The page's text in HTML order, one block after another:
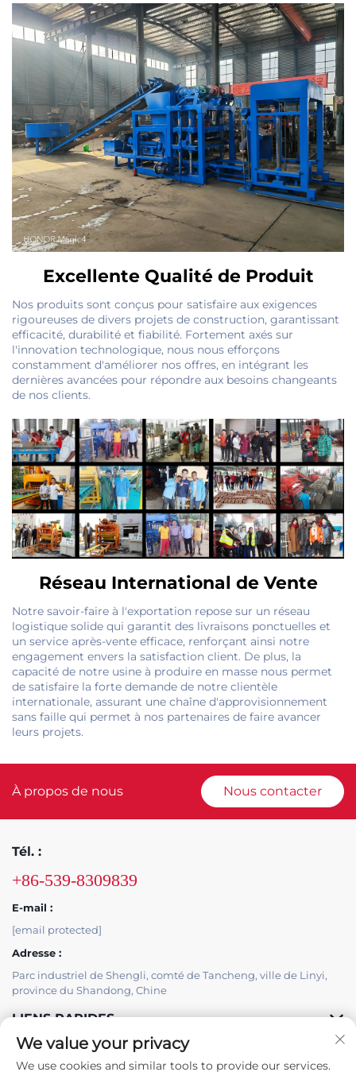
Excellente Qualité de Produit
Nos produits sont conçus pour satisfaire aux exigences
rigoureuses de divers projets de construction, garantissant
efficacité, durabilité et fiabilité. Fortement axés sur
l'innovation technologique, nous nous efforçons
constamment d'améliorer nos offres, en intégrant les
dernières avancées pour répondre aux besoins changeants
de nos clients.
Réseau International de Vente
Notre savoir-faire à l'exportation repose sur un réseau
logistique solide qui garantit des livraisons ponctuelles et
un service après-vente efficace, renforçant ainsi notre
engagement envers la satisfaction client. De plus, la
capacité de notre usine à produire en masse nous permet
de satisfaire la forte demande de notre clientèle
internationale, assurant une chaîne d'approvisionnement
sans faille qui permet à nos partenaires de faire avancer
leurs projets.
À propos de nous Nous contacter
Tél. :
+86-539-8309839
E-mail :
[email protected]
Adresse :
Parc industriel de Shengli, comté de Tancheng, ville de Linyi,
province du Shandong, Chine
LIENS RAPIDES
PRODUITS
We value your privacy
We use cookies and similar tools to provide our services.